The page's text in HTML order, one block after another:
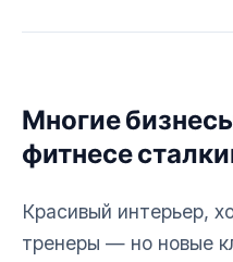
Многие
фитнесе
Красивый интерьер,
тренеры — но новые